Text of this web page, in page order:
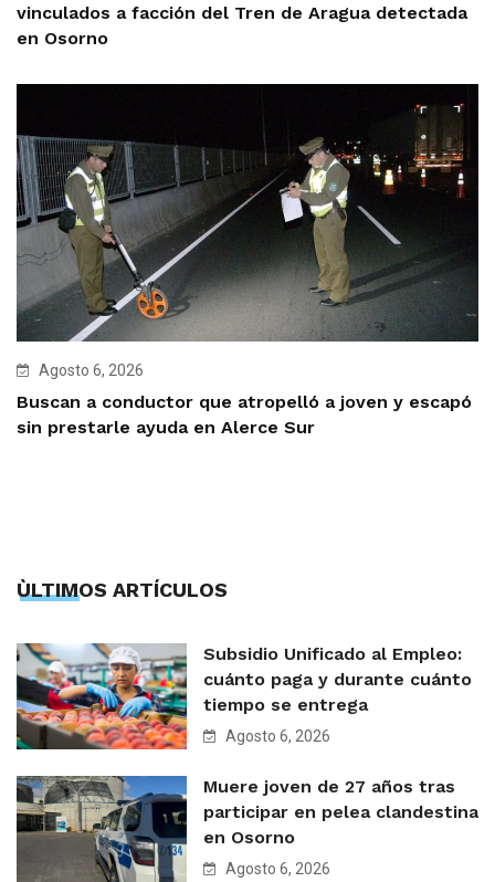
vinculados a facción del Tren de Aragua detectada
en Osorno
Agosto 6, 2026
Buscan a conductor que atropelló a joven y escapó
sin prestarle ayuda en Alerce Sur
ÙLTIMOS ARTÍCULOS
Subsidio Unificado al Empleo:
cuánto paga y durante cuánto
tiempo se entrega
Agosto 6, 2026
Muere joven de 27 años tras
participar en pelea clandestina
en Osorno
Agosto 6, 2026